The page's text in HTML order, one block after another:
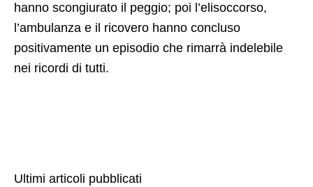
hanno scongiurato il peggio; poi l’elisoccorso,
l’ambulanza e il ricovero hanno concluso
positivamente un episodio che rimarrà indelebile
nei ricordi di tutti.
Ultimi articoli pubblicati